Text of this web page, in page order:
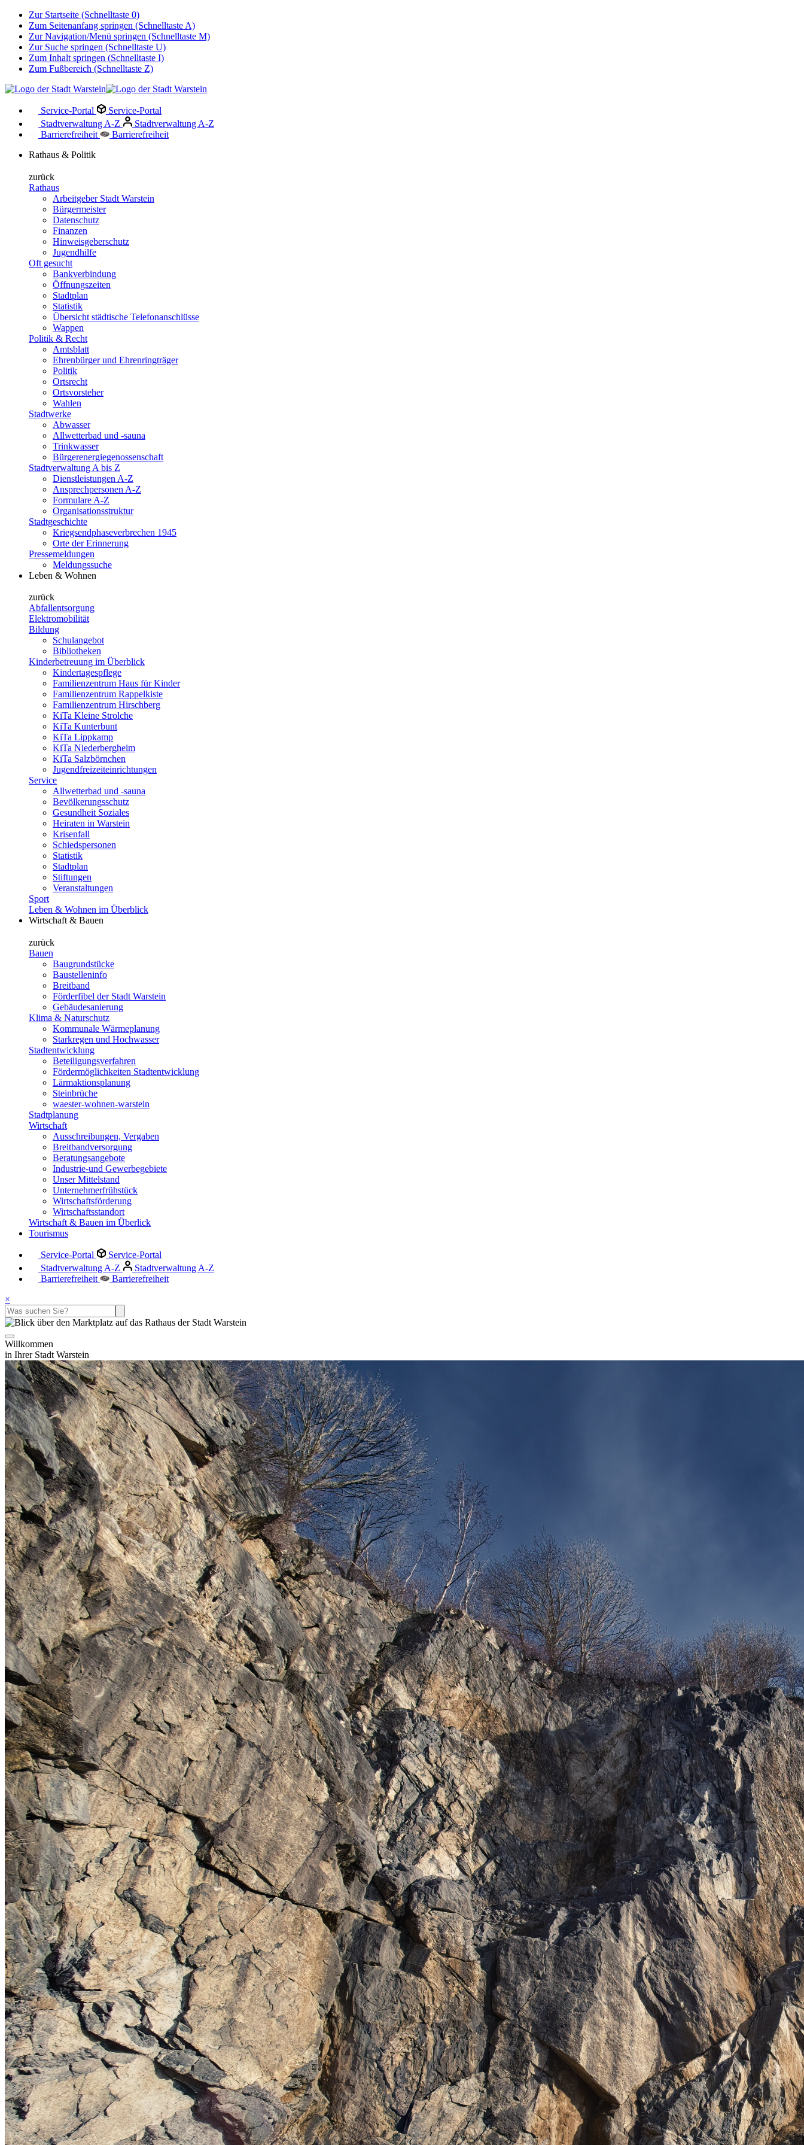
Zur Startseite (Schnelltaste 0)
Zum Seitenanfang springen (Schnelltaste A)
Zur Navigation/Menü springen (Schnelltaste M)
Zur Suche springen (Schnelltaste U)
Zum Inhalt springen (Schnelltaste I)
Zum Fußbereich (Schnelltaste Z)
Service-Portal
Service-Portal
Stadtverwaltung A-Z
Stadtverwaltung A-Z
Barrierefreiheit
Barrierefreiheit
Rathaus & Politik
zurück
Rathaus
Arbeitgeber Stadt Warstein
Bürgermeister
Datenschutz
Finanzen
Hinweisgeberschutz
Jugendhilfe
Oft gesucht
Bankverbindung
Öffnungszeiten
Stadtplan
Statistik
Übersicht städtische Telefonanschlüsse
Wappen
Politik & Recht
Amtsblatt
Ehrenbürger und Ehrenringträger
Politik
Ortsrecht
Ortsvorsteher
Wahlen
Stadtwerke
Abwasser
Allwetterbad und -sauna
Trinkwasser
Bürgerenergiegenossenschaft
Stadtverwaltung A bis Z
Dienstleistungen A-Z
Ansprechpersonen A-Z
Formulare A-Z
Organisationsstruktur
Stadtgeschichte
Kriegsendphaseverbrechen 1945
Orte der Erinnerung
Pressemeldungen
Meldungssuche
Leben & Wohnen
zurück
Abfallentsorgung
Elektromobilität
Bildung
Schulangebot
Bibliotheken
Kinderbetreuung im Überblick
Kindertagespflege
Familienzentrum Haus für Kinder
Familienzentrum Rappelkiste
Familienzentrum Hirschberg
KiTa Kleine Strolche
KiTa Kunterbunt
KiTa Lippkamp
KiTa Niederbergheim
KiTa Salzbörnchen
Jugendfreizeiteinrichtungen
Service
Allwetterbad und -sauna
Bevölkerungsschutz
Gesundheit Soziales
Heiraten in Warstein
Krisenfall
Schiedspersonen
Statistik
Stadtplan
Stiftungen
Veranstaltungen
Sport
Leben & Wohnen im Überblick
Wirtschaft & Bauen
zurück
Bauen
Baugrundstücke
Baustelleninfo
Breitband
Förderfibel der Stadt Warstein
Gebäudesanierung
Klima & Naturschutz
Kommunale Wärmeplanung
Starkregen und Hochwasser
Stadtentwicklung
Beteiligungsverfahren
Fördermöglichkeiten Stadtentwicklung
Lärmaktionsplanung
Steinbrüche
waester-wohnen-warstein
Stadtplanung
Wirtschaft
Ausschreibungen, Vergaben
Breitbandversorgung
Beratungsangebote
Industrie-und Gewerbegebiete
Unser Mittelstand
Unternehmerfrühstück
Wirtschaftsförderung
Wirtschaftsstandort
Wirtschaft & Bauen im Überlick
Tourismus
Service-Portal
Service-Portal
Stadtverwaltung A-Z
Stadtverwaltung A-Z
Barrierefreiheit
Barrierefreiheit
×
Willkommen
in Ihrer Stadt Warstein